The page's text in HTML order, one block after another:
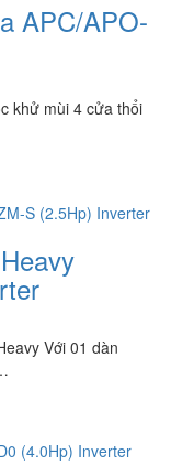
APC/APO-
khử mùi 4 cửa thổi
Với 01 dàn